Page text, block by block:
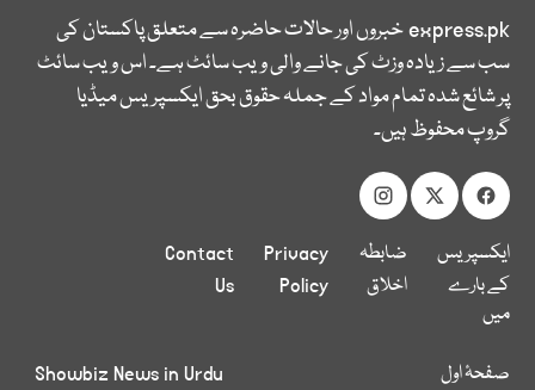
express.pkخبروں اور حالات حاضرہ سے متعلق پاکستان کی
سب سے زیادہ وزٹ کی جانے والی ویب سائٹ ہے۔ اس ویب سائٹ
پر شائع شدہ تمام مواد کے جملہ حقوق بحق ایکسپریس میڈیا
گروپ محفوظ ہیں۔
ایکسپریس
کے بارے
میں
ضابطہ
اخلاق
Privacy
Policy
Contact
Us
صفحۂ اول
Showbiz News in Urdu